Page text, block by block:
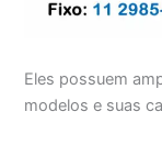
Eles possuem
modelos e suas